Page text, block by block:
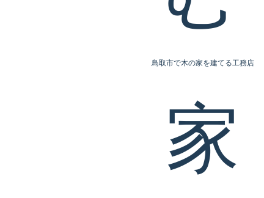
鳥取市で木の家を建てる工務店